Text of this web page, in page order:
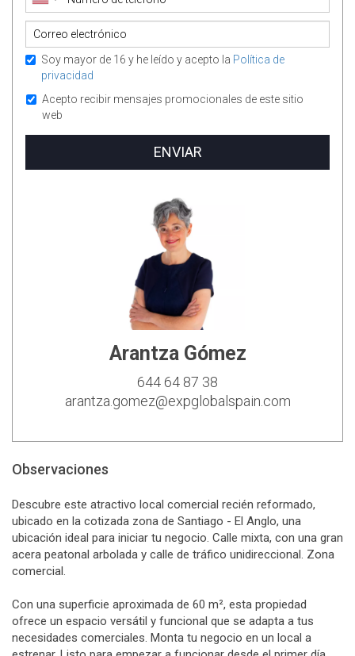
Soy mayor de 16 y he leído y acepto la Política de
privacidad
Acepto recibir mensajes promocionales de este sitio
web
ENVIAR
Arantza Gómez
644 64 87 38
arantza.gomez@expglobalspain.com
Observaciones
Descubre este atractivo local comercial recién reformado,
ubicado en la cotizada zona de Santiago - El Anglo, una
ubicación ideal para iniciar tu negocio. Calle mixta, con una gran
acera peatonal arbolada y calle de tráfico unidireccional. Zona
comercial.
Con una superficie aproximada de 60 m², esta propiedad
ofrece un espacio versátil y funcional que se adapta a tus
necesidades comerciales. Monta tu negocio en un local a